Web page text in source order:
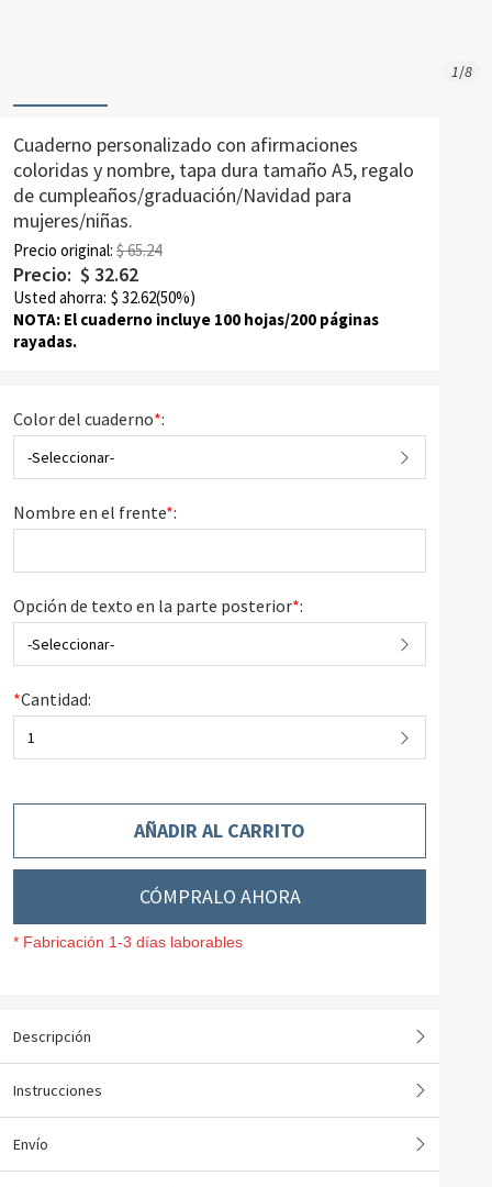
1/8
Cuaderno personalizado con afirmaciones
coloridas y nombre, tapa dura tamaño A5, regalo
de cumpleaños/graduación/Navidad para
mujeres/niñas.
Precio original: $ 65.24
Precio: $ 32.62
Usted ahorra: $ 32.62(50%)
NOTA: El cuaderno incluye 100 hojas/200 páginas
rayadas.
Color del cuaderno*:
-Seleccionar-
Nombre en el frente*:
Opción de texto en la parte posterior*:
-Seleccionar-
*Cantidad:
1
AÑADIR AL CARRITO
CÓMPRALO AHORA
* Fabricación 1-3 días laborables
Descripción
Instrucciones
Envío